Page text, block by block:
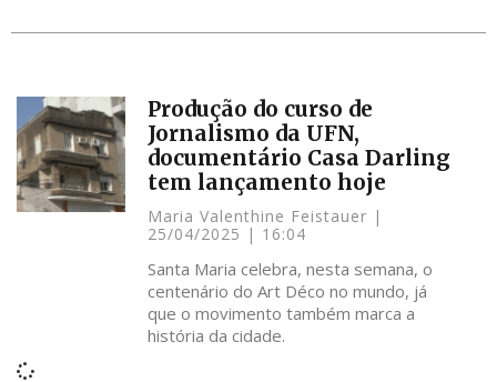
Produção do curso de
Jornalismo da UFN,
documentário Casa Darling
tem lançamento hoje
Maria Valenthine Feistauer
25/04/2025
16:04
Santa Maria celebra, nesta semana, o
centenário do Art Déco no mundo, já
que o movimento também marca a
história da cidade.